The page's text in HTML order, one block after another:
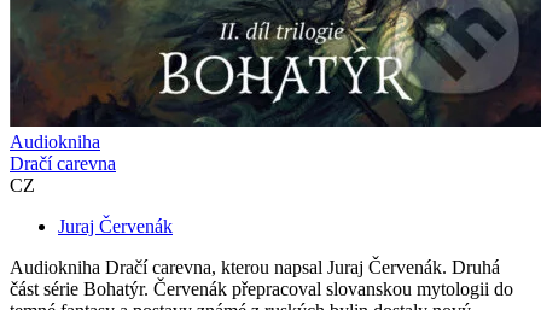
Audiokniha
Dračí carevna
CZ
Juraj Červenák
Audiokniha Dračí carevna, kterou napsal Juraj Červenák. Druhá
část série Bohatýr. Červenák přepracoval slovanskou mytologii do